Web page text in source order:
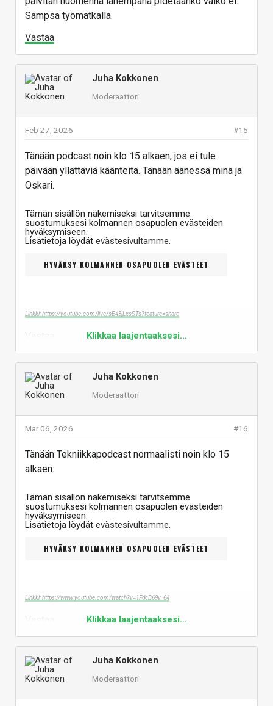
Sampsa työmatkalla.
Vastaa
Juha Kokkonen
Moderaattori
#15
Feb 27, 2026
Tänään podcast noin klo 15 alkaen, jos ei tule
päivään yllättäviä käänteitä. Tänään äänessä minä ja
Oskari.
Tämän sisällön näkemiseksi tarvitsemme
suostumuksesi kolmannen osapuolen evästeiden
hyväksymiseen.
Lisätietoja löydät evästesivultamme
HYVÄKSY KOLMANNEN OSAPUOLEN EVÄSTEET
Linkki: https://youtube.com/live/sE43jLxsSTs?feature=share
Klikkaa laajentaaksesi...
Juha Kokkonen
Moderaattori
#16
Mar 06, 2026
Tänään Tekniikkapodcast normaalisti noin klo 15
alkaen:
Tämän sisällön näkemiseksi tarvitsemme
suostumuksesi kolmannen osapuolen evästeiden
hyväksymiseen.
Lisätietoja löydät evästesivultamme
HYVÄKSY KOLMANNEN OSAPUOLEN EVÄSTEET
Linkki: https://www.youtube.com/watch?v=1FdcB69v_64
Klikkaa laajentaaksesi...
Juha Kokkonen
Moderaattori